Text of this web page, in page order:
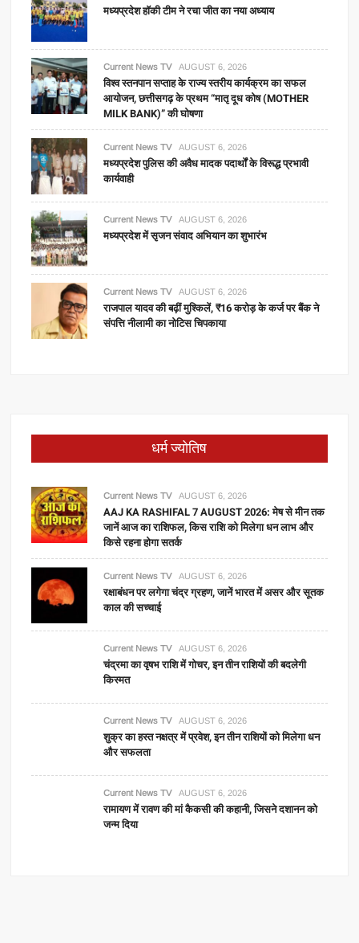
मध्यप्रदेश हॉकी टीम ने रचा जीत का नया अध्याय
Current News TV AUGUST 6, 2026
विश्व स्तनपान सप्ताह के राज्य स्तरीय कार्यक्रम का सफल
आयोजन, छत्तीसगढ़ के प्रथम “मातृ दूध कोष (MOTHER
MILK BANK)” की घोषणा
Current News TV AUGUST 6, 2026
मध्यप्रदेश पुलिस की अवैध मादक पदार्थों के विरूद्ध प्रभावी
कार्यवाही
Current News TV AUGUST 6, 2026
मध्यप्रदेश में सृजन संवाद अभियान का शुभारंभ
Current News TV AUGUST 6, 2026
राजपाल यादव की बढ़ीं मुश्किलें, ₹16 करोड़ के कर्ज पर बैंक ने
संपत्ति नीलामी का नोटिस चिपकाया
धर्म ज्योतिष
Current News TV AUGUST 6, 2026
AAJ KA RASHIFAL 7 AUGUST 2026: मेष से मीन तक
जानें आज का राशिफल, किस राशि को मिलेगा धन लाभ और
किसे रहना होगा सतर्क
Current News TV AUGUST 6, 2026
रक्षाबंधन पर लगेगा चंद्र ग्रहण, जानें भारत में असर और सूतक
काल की सच्चाई
Current News TV AUGUST 6, 2026
चंद्रमा का वृषभ राशि में गोचर, इन तीन राशियों की बदलेगी
किस्मत
Current News TV AUGUST 6, 2026
शुक्र का हस्त नक्षत्र में प्रवेश, इन तीन राशियों को मिलेगा धन
और सफलता
Current News TV AUGUST 6, 2026
रामायण में रावण की मां कैकसी की कहानी, जिसने दशानन को
जन्म दिया